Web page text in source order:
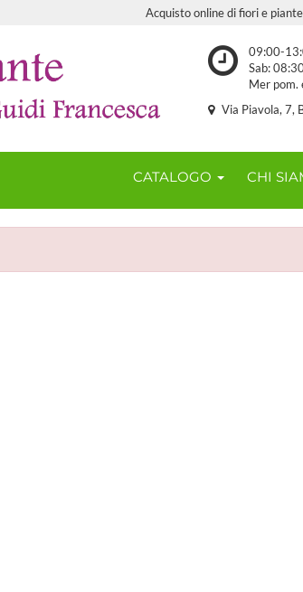
Acquisto online di fiori e
09:00-
Sab:
Mer pom.
Via Piavola, 7,
CATALOGO CHI